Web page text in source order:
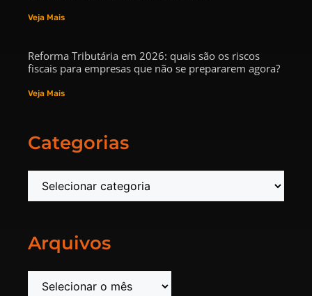
Veja Mais
Reforma Tributária em 2026: quais são os riscos
fiscais para empresas que não se prepararem agora?
Veja Mais
Categorias
Arquivos